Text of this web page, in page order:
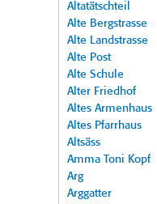
Altatätschteil
Alte Bergstrasse
Alte Landstrasse
Alte Post
Alte Schule
Alter Friedhof
Altes Armenhaus
Altes Pfarrhaus
Altsäss
Amma Toni Kopf
Arg
Arggatter